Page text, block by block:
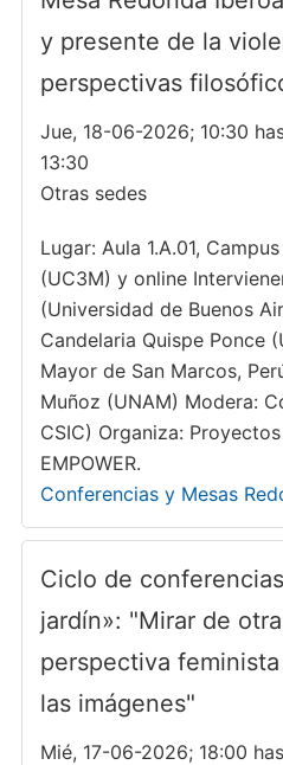
y presente de la
perspectivas
Jue, 18-06-2026; 10:30
13:30
Otras sedes
Lugar: Aula 1.A.01,
(UC3M) y online
(Universidad de Buenos
Candelaria Quispe Ponce
Mayor de San Marcos,
Muñoz (UNAM) Modera:
CSIC) Organiza:
EMPOWER.
Conferencias y Mesas
Ciclo de
jardín»: "Mirar de
perspectiva
las imágenes"
Mié, 17-06-2026; 18:00